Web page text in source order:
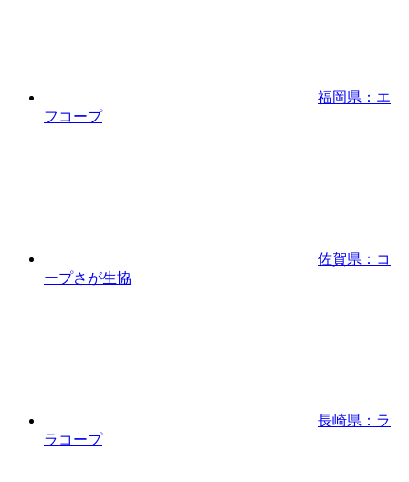
福岡県：エ
フコープ
佐賀県：コ
ープさが生協
長崎県：ラ
ラコープ